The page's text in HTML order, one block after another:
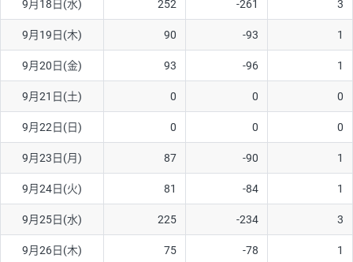
ソ/円は10万通貨単位。
9月18日(水) 252 -261 3
9月19日(木) 90 -93 1
9月20日(金) 93 -96 1
9月21日(土) 0 0 0
9月22日(日) 0 0 0
9月23日(月) 87 -90 1
9月24日(火) 81 -84 1
9月25日(水) 225 -234 3
9月26日(木) 75 -78 1